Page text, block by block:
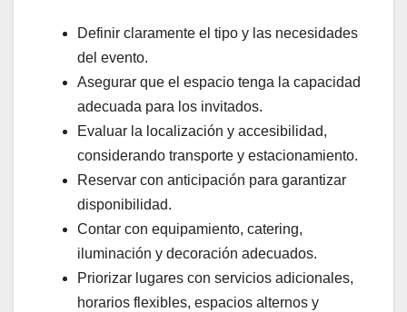
Definir claramente el tipo y las necesidades
del evento.
Asegurar que el espacio tenga la capacidad
adecuada para los invitados.
Evaluar la localización y accesibilidad,
considerando transporte y estacionamiento.
Reservar con anticipación para garantizar
disponibilidad.
Contar con equipamiento, catering,
iluminación y decoración adecuados.
Priorizar lugares con servicios adicionales,
horarios flexibles, espacios alternos y